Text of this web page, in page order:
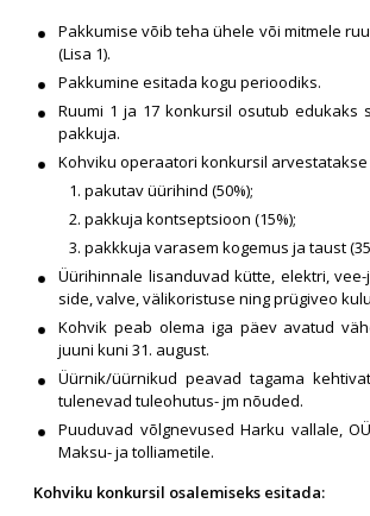
Pakkumise võib teha ühele või mitmele
(Lisa 1).
Pakkumine esitada kogu perioodiks.
Ruumi 1 ja 17 konkursil osutub edukaks
pakkuja.
Kohviku operaatori konkursil
pakutav üürihind (50%);
pakkuja kontseptsioon (15%);
pakkkuja varasem kogemus ja taust
Üürihinnale lisanduvad kütte, elektri,
side, valve, välikoristuse ning prügiveo
Kohvik peab olema iga päev avatud
juuni kuni 31. august.
Üürnik/üürnikud peavad tagama
tulenevad tuleohutus- jm nõuded.
Puuduvad võlgnevused Harku vallale,
Maksu- ja tolliametile.
Kohviku konkursil osalemiseks esitada: